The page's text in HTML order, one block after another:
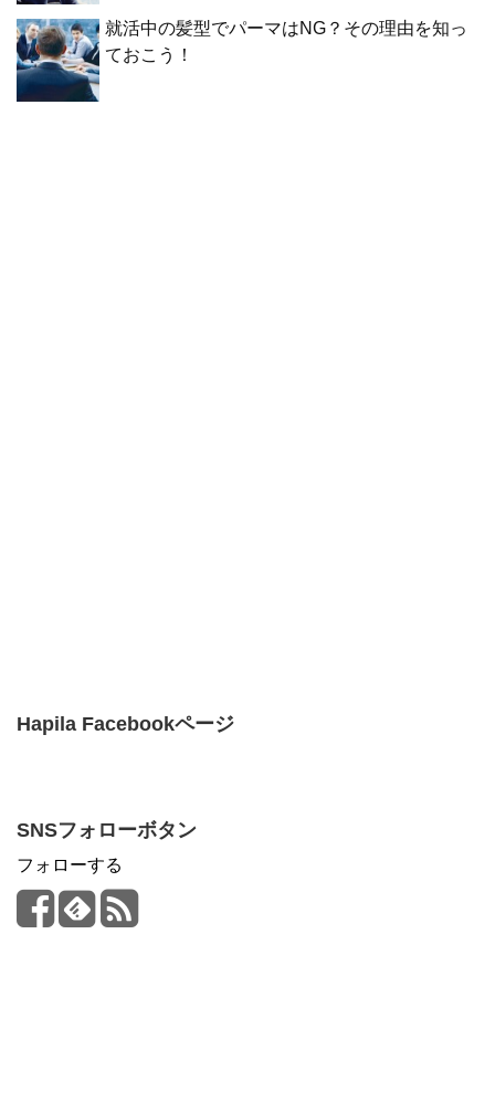
就活中の髪型でパーマはNG？その理由を知っ
ておこう！
Hapila Facebookページ
SNSフォローボタン
フォローする